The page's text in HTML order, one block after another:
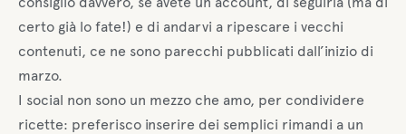
certo già lo fate!) e di andarvi a ripescare i vecchi
contenuti, ce ne sono parecchi pubblicati dall’inizio di
marzo.
I social non sono un mezzo che amo, per condividere
ricette: preferisco inserire dei semplici rimandi a un